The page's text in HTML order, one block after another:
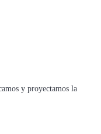
y proyectamos la